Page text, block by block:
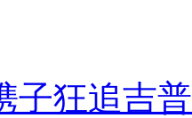
子狂追吉